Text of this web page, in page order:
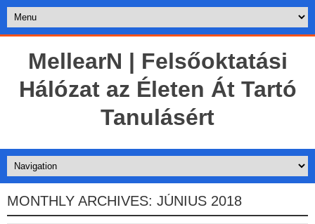
MellearN | Felsőoktatási
Hálózat az Életen Át Tartó
Tanulásért
MONTHLY ARCHIVES: JÚNIUS 2018